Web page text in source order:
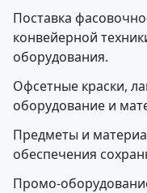
Поставка
конвейерной
оборудования.
Офсетные краски,
оборудование и
Предметы и
обеспечения
Промо-